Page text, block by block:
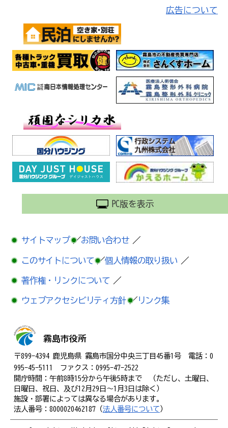
広告について
PC版を表示
サイトマップ ／お問い合わせ ／
このサイトについて ／個人情報の取り扱い ／
著作権・リンクについて ／
ウェブアクセシビリティ方針 ／ リンク集
霧島市役所
〒899-4394 鹿児島県 霧島市国分中央三丁目45番1号 電話：0
995-45-5111 ファクス：0995-47-2522
開庁時間：午前8時15分から午後5時まで （ただし、土曜日、
日曜日、祝日、及び12月29日～1月3日は除く）
施設・部署によっては異なる場合があります。
法人番号：8000020462187（法人番号について）